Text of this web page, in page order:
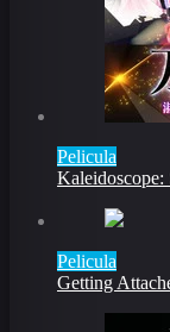
Pelicula
Kaleidoscope:
Pelicula
Getting